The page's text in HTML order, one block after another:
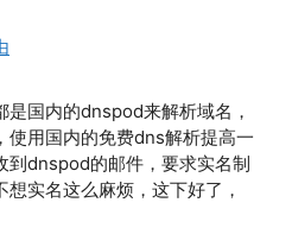
国内的dnspod来解析域名，
使用国内的免费dns解析提高一
到dnspod的邮件，要求实名制
实名这么麻烦，这下好了，